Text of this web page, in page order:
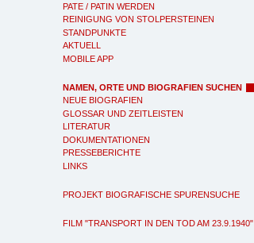
PATE / PATIN WERDEN
REINIGUNG VON STOLPERSTEINEN
STANDPUNKTE
AKTUELL
MOBILE APP
NAMEN, ORTE UND BIOGRAFIEN SUCHEN
NEUE BIOGRAFIEN
GLOSSAR UND ZEITLEISTEN
LITERATUR
DOKUMENTATIONEN
PRESSEBERICHTE
LINKS
PROJEKT BIOGRAFISCHE SPURENSUCHE
FILM "TRANSPORT IN DEN TOD AM 23.9.1940"